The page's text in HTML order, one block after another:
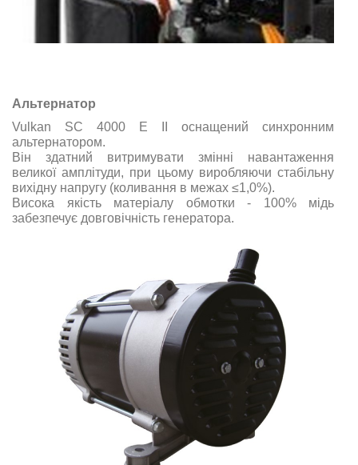
Альтернатор
Vulkan SC 4000 E II оснащений синхронним
альтернатором.
Він здатний витримувати змінні навантаження
великої амплітуди, при цьому виробляючи стабільну
вихідну напругу (коливання в межах ≤1,0%).
Висока якість матеріалу обмотки - 100% мідь
забезпечує довговічність генератора.